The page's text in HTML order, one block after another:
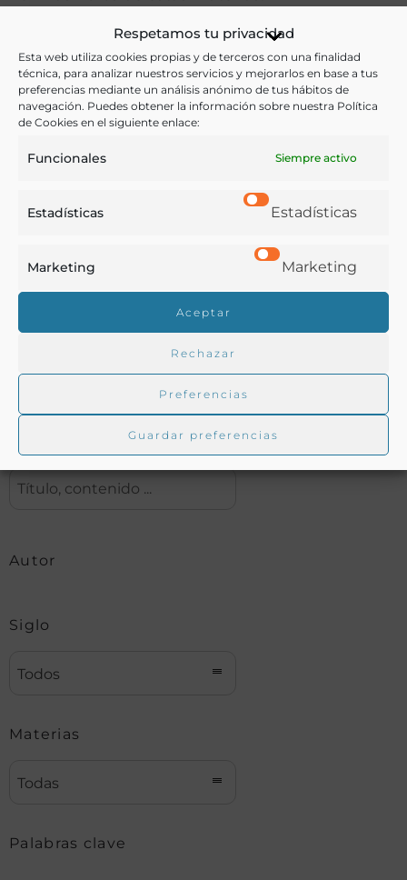
Respetamos tu privacidad
Esta web utiliza cookies propias y de terceros con una finalidad
técnica, para analizar nuestros servicios y mejorarlos en base a tus
preferencias mediante un análisis anónimo de tus hábitos de
navegación. Puedes obtener la información sobre nuestra Política
de Cookies en el siguiente enlace:
Funcionales Siempre activo
Estadísticas Estadísticas
Marketing Marketing
Aceptar
Rechazar
Preferencias
Guardar preferencias
Historia,Religión
Ver más libros con las palabras clave:
Abstinencia ,Ayuno,Judíos
Buscar en la biblioteca
Biblioteca digital Duque de Ahumada
Autor
Siglo
Todos
Materias
Todas
Palabras clave